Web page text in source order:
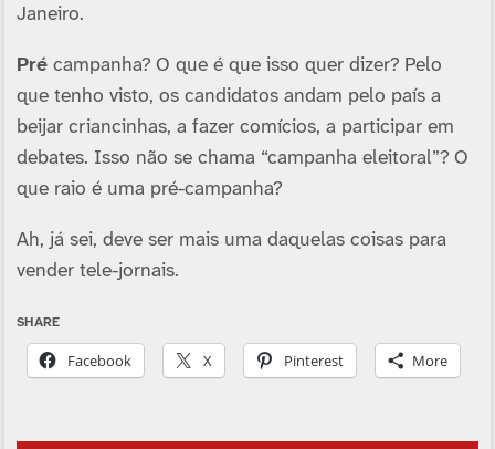
Janeiro.
Précampanha? O que é que isso quer dizer? Pelo
que tenho visto, os candidatos andam pelo paí­s a
beijar criancinhas, a fazer comí­cios, a participar em
debates. Isso não se chama “campanha eleitoral”? O
que raio é uma pré-campanha?
Ah, já sei, deve ser mais uma daquelas coisas para
vender tele-jornais.
SHARE
Facebook X Pinterest More